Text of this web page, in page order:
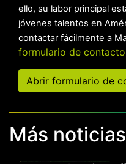
ello, su labor principal
jóvenes talentos en
contactar fácilmente a
formulario de contacto
Abrir formulario de
Más